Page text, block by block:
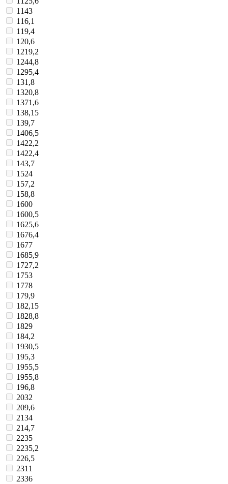
1143
116,1
119,4
120,6
1219,2
1244,8
1295,4
131,8
1320,8
1371,6
138,15
139,7
1406,5
1422,2
1422,4
143,7
1524
157,2
158,8
1600
1600,5
1625,6
1676,4
1677
1685,9
1727,2
1753
1778
179,9
182,15
1828,8
1829
184,2
1930,5
195,3
1955,5
1955,8
196,8
2032
209,6
2134
214,7
2235
2235,2
226,5
2311
2336